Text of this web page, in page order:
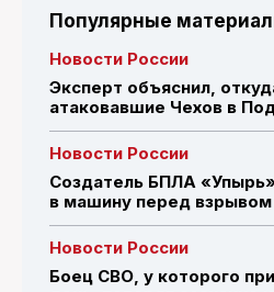
Популярные
Новости России
Эксперт объяснил,
атаковавшие Чехов в
Новости России
Создатель БПЛА
в машину перед взрывом
Новости России
Боец СВО, у которого